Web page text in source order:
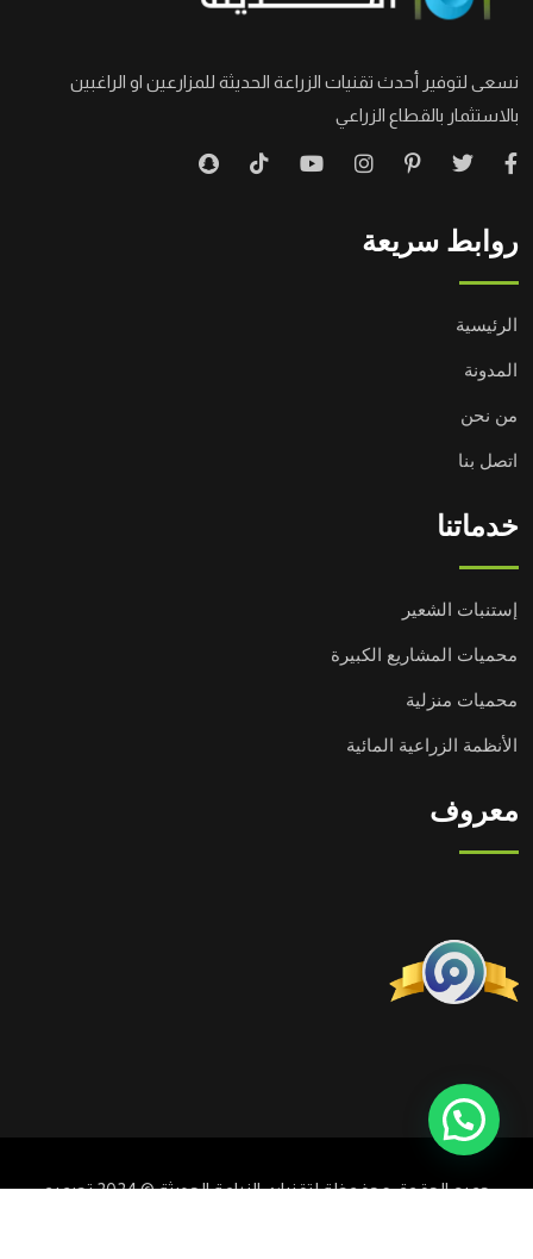
نسعى لتوفير أحدث تقنيات الزراعة الحديثة للمزارعين او الراغبين
بالاستثمار بالقطاع الزراعي
روابط سريعة
الرئيسية
المدونة
من نحن
اتصل بنا
خدماتنا
إستنبات الشعير
محميات المشاريع الكبيرة
محميات منزلية
الأنظمة الزراعية المائية
معروف
جميع الحقوق محفوظة لتقنيات الزراعة الحديثة © 2024 تصميم